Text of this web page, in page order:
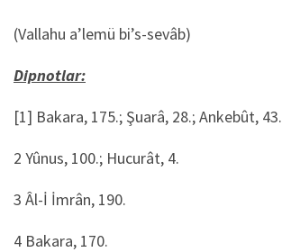
(Vallahu a’lemü bi’s-sevâb)
Dipnotlar:
[1] Bakara, 175.; Şuarâ, 28.; Ankebût, 43.
2 Yûnus, 100.; Hucurât, 4.
3 Âl-İ İmrân, 190.
4 Bakara, 170.